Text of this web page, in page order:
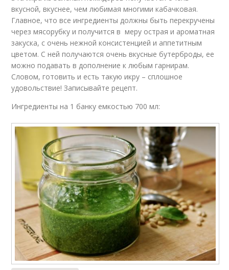
вкусной, вкуснее, чем любимая многими кабачковая.
Главное, что все ингредиенты должны быть перекручены
через мясорубку и получится в меру острая и ароматная
закуска, с очень нежной консистенцией и аппетитным
цветом. С ней получаются очень вкусные бутерброды, ее
можно подавать в дополнение к любым гарнирам.
Словом, готовить и есть такую икру – сплошное
удовольствие! Записывайте рецепт.
Ингредиенты на 1 банку емкостью 700 мл: